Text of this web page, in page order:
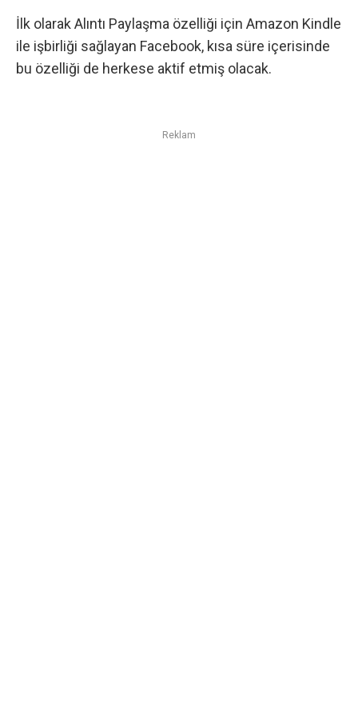
İlk olarak Alıntı Paylaşma özelliği için Amazon Kindle
ile işbirliği sağlayan Facebook, kısa süre içerisinde
bu özelliği de herkese aktif etmiş olacak.
Reklam